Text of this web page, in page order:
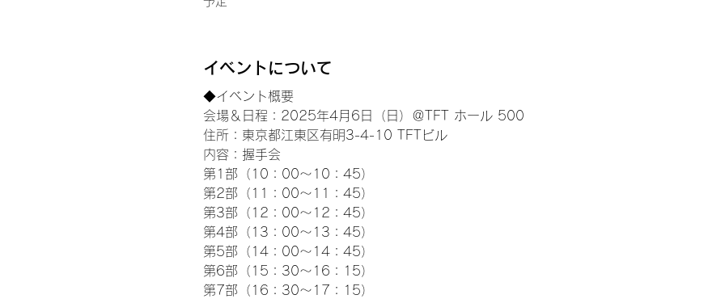
イベントについて
◆イベント概要
会場＆日程：2025年4月6日（日）＠TFT ホール 500
住所：東京都江東区有明3-4-10 TFTビル
内容：握手会
第1部（10：00～10：45）
第2部（11：00～11：45）
第3部（12：00～12：45）
第4部（13：00～13：45）
第5部（14：00～14：45）
第6部（15：30～16：15）
第7部（16：30～17：15）